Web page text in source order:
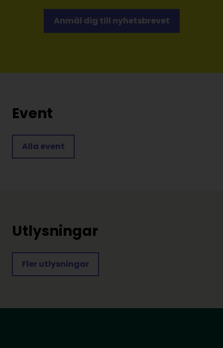
Anmäl dig till nyhetsbrevet
Event
Alla event
Utlysningar
Fler utlysningar